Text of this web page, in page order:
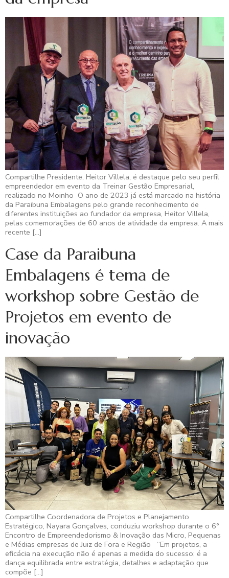
Compartilhe Presidente, Heitor Villela, é destaque pelo seu perfil
empreendedor em evento da Treinar Gestão Empresarial,
realizado no Moinho O ano de 2023 já está marcado na história
da Paraibuna Embalagens pelo grande reconhecimento de
diferentes instituições ao fundador da empresa, Heitor Villela,
pelas comemorações de 60 anos de atividade da empresa. A mais
recente […]
Case da Paraibuna
Embalagens é tema de
workshop sobre Gestão de
Projetos em evento de
inovação
Compartilhe Coordenadora de Projetos e Planejamento
Estratégico, Nayara Gonçalves, conduziu workshop durante o 6°
Encontro de Empreendedorismo & Inovação das Micro, Pequenas
e Médias empresas de Juiz de Fora e Região “Em projetos, a
eficácia na execução não é apenas a medida do sucesso; é a
dança equilibrada entre estratégia, detalhes e adaptação que
compõe […]